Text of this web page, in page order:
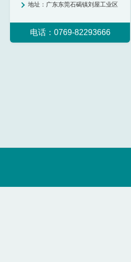
地址： 广东东莞石碣镇刘屋工业区
电话：0769-82293666